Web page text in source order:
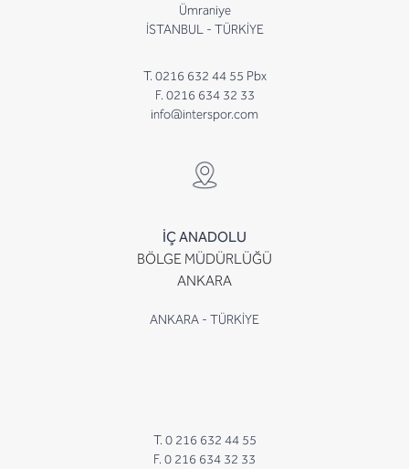
Ümraniye
İSTANBUL - TÜRKİYE
T. 0216 632 44 55 Pbx
F. 0216 634 32 33
info@interspor.com
İÇ ANADOLU
BÖLGE MÜDÜRLÜĞÜ
ANKARA
ANKARA - TÜRKİYE
T. 0 216 632 44 55
F. 0 216 634 32 33